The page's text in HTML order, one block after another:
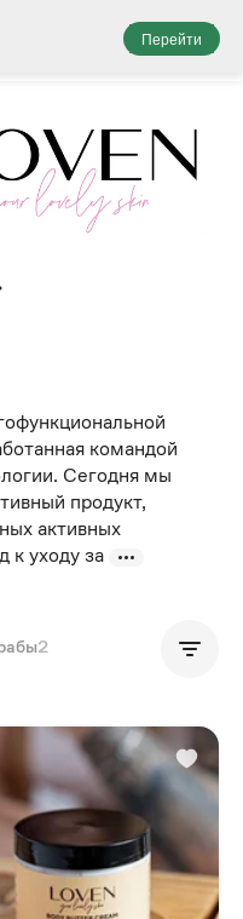
Перейти
командой
Сегодня мы
продукт,
активных
к уходу за
2
Популярные